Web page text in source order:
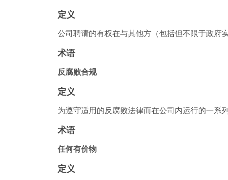
定义
公司聘请的有权在与其他方（包括但不限于政府
术语
反腐败合规
定义
为遵守适用的反腐败法律而在公司内运行的一系
术语
任何有价物
定义